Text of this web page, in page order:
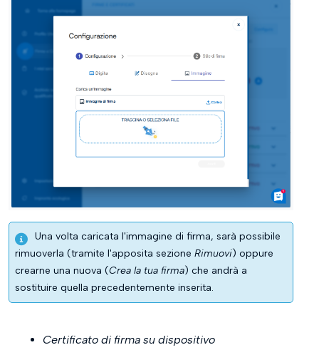
Una volta caricata l'immagine di firma, sarà possibile
rimuoverla (tramite l'apposita sezione Rimuovi) oppure
crearne una nuova (Crea la tua firma) che andrà a
sostituire quella precedentemente inserita.
Certificato di firma su dispositivo